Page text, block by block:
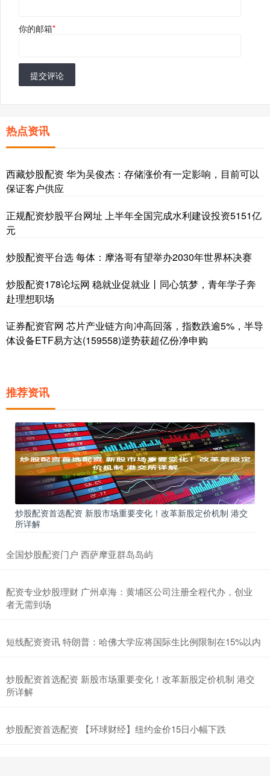
你的邮箱*
提交评论
热点资讯
西藏炒股配资 华为吴俊杰：存储涨价有一定影响，目前可以
保证客户供应
正规配资炒股平台网址 上半年全国完成水利建设投资5151亿
元
炒股配资平台选 每体：摩洛哥有望举办2030年世界杯决赛
炒股配资178论坛网 稳就业促就业丨同心筑梦，青年学子奔
赴理想职场
证券配资官网 芯片产业链方向冲高回落，指数跌逾5%，半导
体设备ETF易方达(159558)逆势获超亿份净申购
推荐资讯
炒股配资首选配资 新股市场重要变化！改革新股定价机制 港交
所详解
全国炒股配资门户 西萨摩亚群岛岛屿
配资专业炒股理财 广州卓海：黄埔区公司注册全程代办，创业
者无需到场
短线配资资讯 特朗普：哈佛大学应将国际生比例限制在15%以内
炒股配资首选配资 新股市场重要变化！改革新股定价机制 港交
所详解
炒股配资首选配资 【环球财经】纽约金价15日小幅下跌